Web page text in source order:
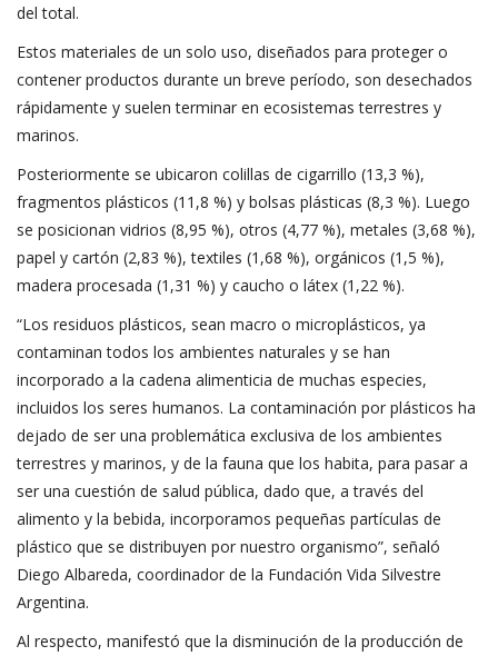
del total.
Estos materiales de un solo uso, diseñados para proteger o
contener productos durante un breve período, son desechados
rápidamente y suelen terminar en ecosistemas terrestres y
marinos.
Posteriormente se ubicaron colillas de cigarrillo (13,3 %),
fragmentos plásticos (11,8 %) y bolsas plásticas (8,3 %). Luego
se posicionan vidrios (8,95 %), otros (4,77 %), metales (3,68 %),
papel y cartón (2,83 %), textiles (1,68 %), orgánicos (1,5 %),
madera procesada (1,31 %) y caucho o látex (1,22 %).
“Los residuos plásticos, sean macro o microplásticos, ya
contaminan todos los ambientes naturales y se han
incorporado a la cadena alimenticia de muchas especies,
incluidos los seres humanos. La contaminación por plásticos ha
dejado de ser una problemática exclusiva de los ambientes
terrestres y marinos, y de la fauna que los habita, para pasar a
ser una cuestión de salud pública, dado que, a través del
alimento y la bebida, incorporamos pequeñas partículas de
plástico que se distribuyen por nuestro organismo”, señaló
Diego Albareda, coordinador de la Fundación Vida Silvestre
Argentina.
Al respecto, manifestó que la disminución de la producción de